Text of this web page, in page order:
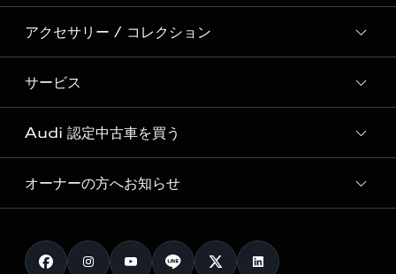
Audi Sport
Formula 1®
デジタルサービス
新車在庫検索
試乗車・展示車検索
見積り依頼
試乗予約
モデル一覧
特別仕様モデル / 限定モデル
e-tronラインアップ
価格シミュレーション
車両比較
カタログ一覧
アクセサリー / コレクション
純正アクセサリー
オンラインショップ
Audi collection
アウディナビアプリ
サービス
サービス入庫予約
サービスプログラム
メンテナンス
車検 / 定期点検
Audi 認定中古車を買う
Audi認定中古車
クオリティ
オーナーの方へお知らせ
お知らせ